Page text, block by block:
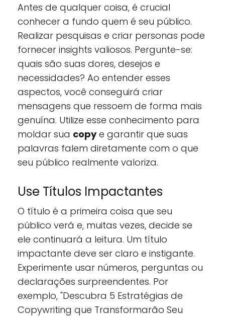
Antes de qualquer coisa, é crucial
conhecer a fundo quem é seu público.
Realizar pesquisas e criar personas pode
fornecer insights valiosos. Pergunte-se:
quais são suas dores, desejos e
necessidades? Ao entender esses
aspectos, você conseguirá criar
mensagens que ressoem de forma mais
genuína. Utilize esse conhecimento para
moldar sua copye garantir que suas
palavras falem diretamente com o que
seu público realmente valoriza.
Use Títulos Impactantes
O título é a primeira coisa que seu
público verá e, muitas vezes, decide se
ele continuará a leitura. Um título
impactante deve ser claro e instigante.
Experimente usar números, perguntas ou
declarações surpreendentes. Por
exemplo, "Descubra 5 Estratégias de
Copywriting que Transformarão Seu